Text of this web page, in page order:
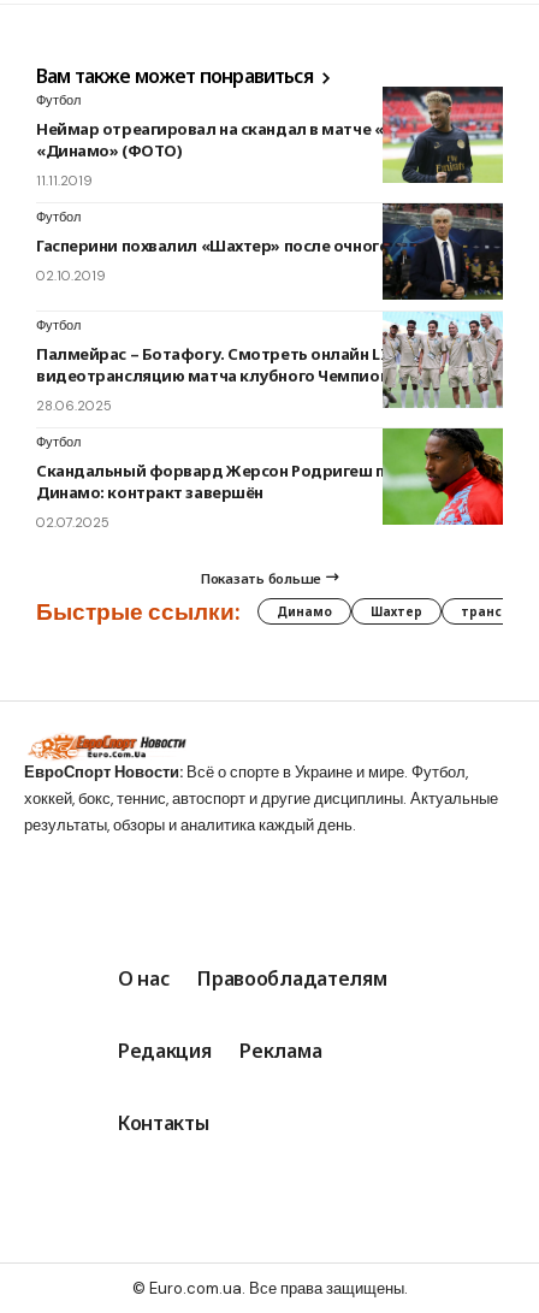
Вам также может понравиться
Футбол
Неймар отреагировал на скандал в матче «Шахтер» —
«Динамо» (ФОТО)
11.11.2019
Футбол
Гасперини похвалил «Шахтер» после очного матча
02.10.2019
Футбол
Палмейрас – Ботафогу. Смотреть онлайн LIVE прямую
видеотрансляцию матча клубного Чемпионата мира
28.06.2025
Футбол
Скандальный форвард Жерсон Родригеш покинул
Динамо: контракт завершён
02.07.2025
Показать больше
Быстрые ссылки: Динамо Шахтер трансферы
ЕвроСпорт Новости: Всё о спорте в Украине и мире. Футбол,
хоккей, бокс, теннис, автоспорт и другие дисциплины. Актуальные
результаты, обзоры и аналитика каждый день.
О нас Правообладателям
Редакция Реклама
Контакты
© Euro.com.ua. Все права защищены.